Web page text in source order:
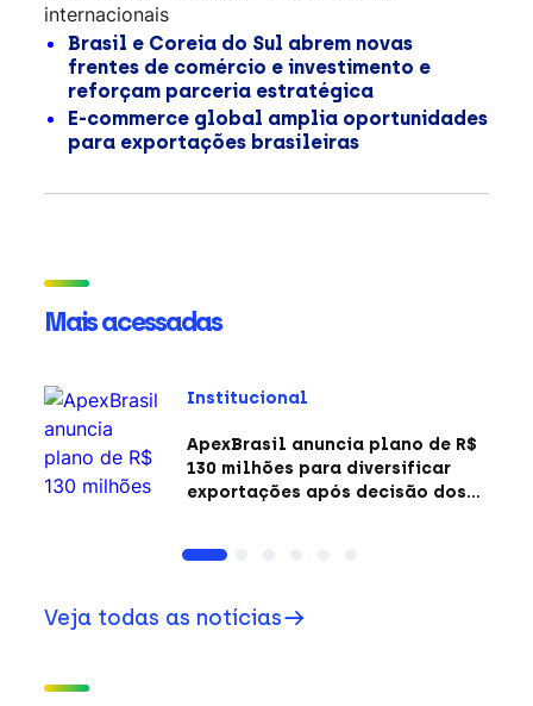
internacionais
Brasil e Coreia do Sul abrem novas
frentes de comércio e investimento e
reforçam parceria estratégica
E-commerce global amplia oportunidades
para exportações brasileiras
Mais acessadas
Institucional
ApexBrasil anuncia plano de R$
130 milhões para diversificar
exportações após decisão dos
Veja todas as notícias